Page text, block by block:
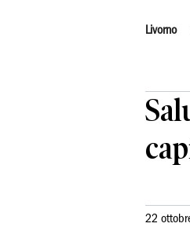
Livorno
22